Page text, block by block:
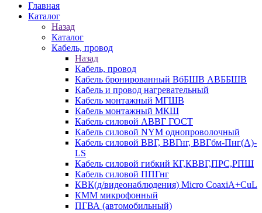
Главная
Каталог
Назад
Каталог
Кабель, провод
Назад
Кабель, провод
Кабель бронированный ВбБШВ АВББШВ
Кабель и провод нагревательный
Кабель монтажный МГШВ
Кабель монтажный МКШ
Кабель силовой АВВГ ГОСТ
Кабель силовой NYM однопроволочный
Кабель силовой ВВГ, ВВГнг, ВВГбм-Пнг(А)-
LS
Кабель силовой гибкий КГ,КВВГ,ПРС,РПШ
Кабель силовой ППГнг
КВК(д/видеонаблюдения) Micro CoaxiA+CuL
КММ микрофонный
ПГВА (автомобильный)